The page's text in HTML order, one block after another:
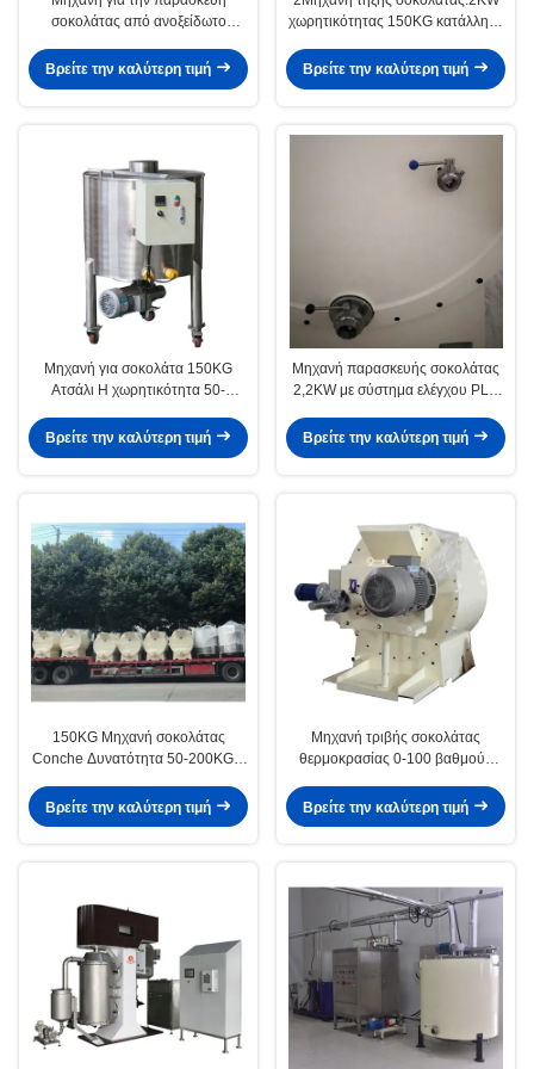
σοκολάτας από ανοξείδωτο
ισχύος 2,2KW Σχεδιασμένη για
συνεχή διαδικασία παρασκευής
Βρείτε την καλύτερη τιμή
χωρητικότητας 150KG κατάλληλη
σοκολάτας και τήξη εφαρμογών
Βρείτε την καλύτερη τιμή
Μηχανή για σοκολάτα 150KG
Ατσάλι Η χωρητικότητα 50-
επεξεργασία σοκολάτας και την
ανάπτυξη γεύσης
Βρείτε την καλύτερη τιμή
Μηχανή παρασκευής σοκολάτας
2,2KW με σύστημα ελέγχου PLC
διαμόρφωση σοκολάτας και
κύκλους παραγωγής
Βρείτε την καλύτερη τιμή
150KG Μηχανή σοκολάτας
Conche Δυνατότητα 50-200KGH
επεξεργασία σοκολάτας και
επεξεργασία επεξεργασίας
Βρείτε την καλύτερη τιμή
Μηχανή τριβής σοκολάτας
θερμοκρασίας 0-100 βαθμούς
βελτιστοποιημένη για την
κατασκευή ομαλής υφής
Βρείτε την καλύτερη τιμή